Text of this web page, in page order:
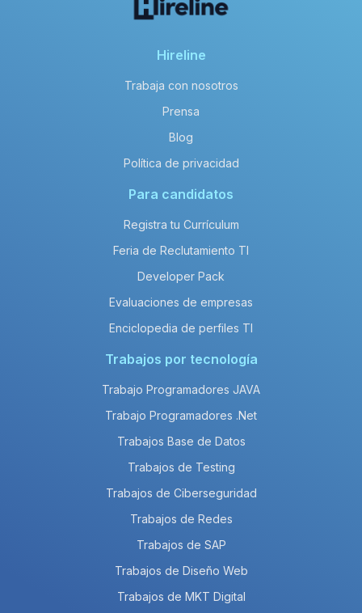
Hireline
Trabaja con nosotros
Prensa
Blog
Política de privacidad
Para candidatos
Registra tu Currículum
Feria de Reclutamiento TI
Developer Pack
Evaluaciones de empresas
Enciclopedia de perfiles TI
Trabajos por tecnología
Trabajo Programadores JAVA
Trabajo Programadores .Net
Trabajos Base de Datos
Trabajos de Testing
Trabajos de Ciberseguridad
Trabajos de Redes
Trabajos de SAP
Trabajos de Diseño Web
Trabajos de MKT Digital